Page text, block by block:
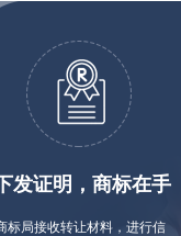
发证明，商标在手
标局接收转让材料，进行信